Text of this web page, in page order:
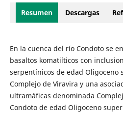
Resumen Descargas
En la cuenca del río Condoto se
basaltos komatiíticos con
serpentínicos de edad Oligoceno
Complejo de Viravira y una
ultramáficas denominada
Condoto de edad Oligoceno